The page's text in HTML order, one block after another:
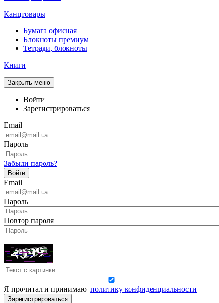
Канцтовары
Бумага офисная
Блокноты премиум
Тетради, блокноты
Книги
Закрыть меню
Войти
Зарегистрироваться
Email
Пароль
Забыли пароль?
Войти
Email
Пароль
Повтор пароля
Я прочитал и принимаю политику конфиденциальности
Зарегистрироваться